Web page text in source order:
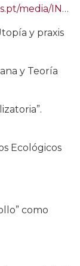
y praxis
y Teoría
Ecológicos
como